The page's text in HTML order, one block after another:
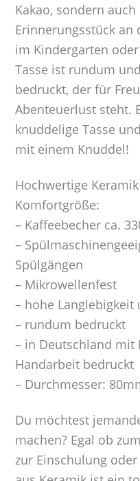
Kakao, sondern
Erinnerungsstück an
im Kindergarten
Tasse ist rundum
bedruckt, der für
Abenteuerlust steht.
knuddelige Tasse und
mit einem Knuddel!
Hochwertige
Komfortgröße:
– Kaffeebecher ca.
–
Spülgängen
– Mikrowellenfest
– hohe Langlebigkeit
– rundum bedruckt
– in Deutschland mit
Handarbeit bedruckt
– Durchmesser:
Du möchtest
machen? Egal ob
zur Einschulung